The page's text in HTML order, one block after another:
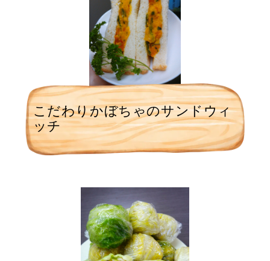
こだわりかぼちゃのサンドウィ
ッチ